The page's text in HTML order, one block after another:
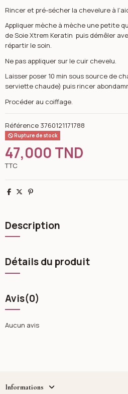
Rincer et pré-sécher la chevelure à
Appliquer mèche à mèche une petite
de Soie Xtrem Keratin puis démêler
répartir le soin.
Ne pas appliquer sur le cuir chevelu.
Laisser poser 10 min sous source de
serviette chaude) puis rincer
Procéder au coiffage.
Référence 3760121171788
Rupture de stock
47,000 TND
TTC
Partager
TweetPinterest
Description
Détails du produit
Avis(0)
Aucun avis
Informations